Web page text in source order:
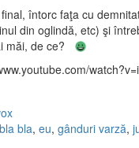
întorc faţa cu
din oglindă, etc) şi
măi, de ce?
bla, eu, gânduri varză,